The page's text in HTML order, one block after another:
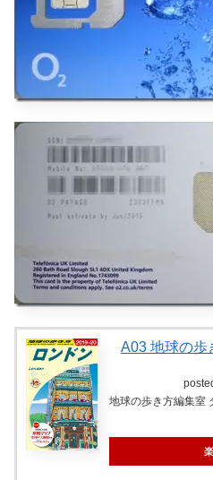
A03 地球の歩
地球の歩き方編集室